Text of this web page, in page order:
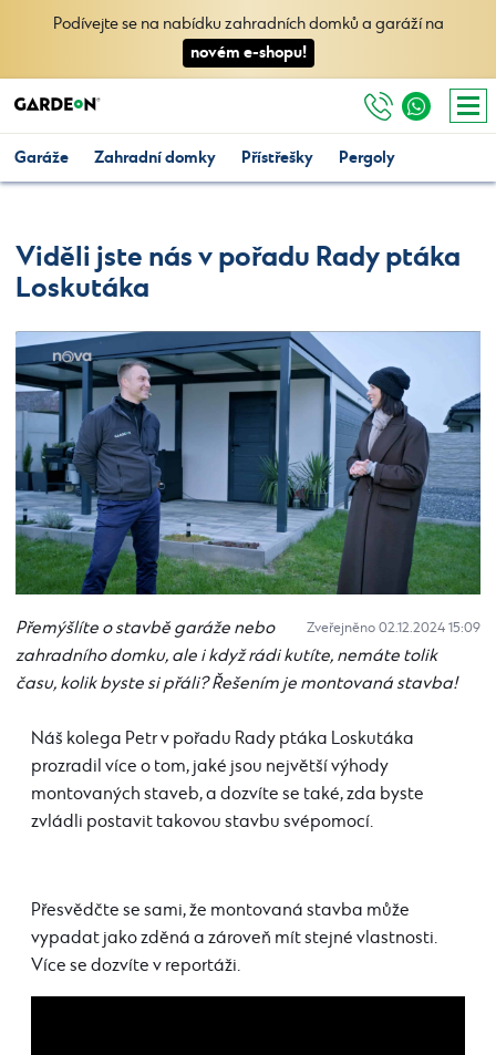
Podívejte se na nabídku zahradních domků a garáží na
novém e-shopu!
Garáže Zahradní domky Přístřešky Pergoly
Viděli jste nás v pořadu Rady ptáka
Loskutáka
Zveřejněno 02.12.2024 15:09
Přemýšlíte o stavbě garáže nebo
zahradního domku, ale i když rádi kutíte, nemáte tolik
času, kolik byste si přáli? Řešením je montovaná stavba!
Náš kolega Petr v pořadu Rady ptáka Loskutáka
prozradil více o tom, jaké jsou největší výhody
montovaných staveb, a dozvíte se také, zda byste
zvládli postavit takovou stavbu svépomocí.
Přesvědčte se sami, že montovaná stavba může
vypadat jako zděná a zároveň mít stejné vlastnosti.
Více se dozvíte v reportáži.